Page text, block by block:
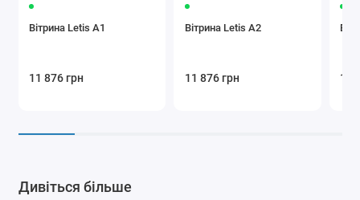
Вітрина Letis A1
11 876 грн
Вітрина Letis A2
11 876 грн 13
Дивіться більше